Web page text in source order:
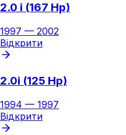
2.0 i (167 Hp)
1997 — 2002
Відкрити
2.0i (125 Hp)
1994 — 1997
Відкрити